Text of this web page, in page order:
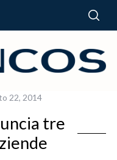
22, 2014
tre